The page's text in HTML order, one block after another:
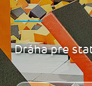
Dráha pre